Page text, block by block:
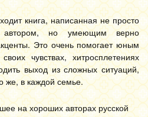
книга, написанная не просто
но умеющим верно
Это очень помогает юным
чувствах, хитросплетениях
выход из сложных ситуаций,
же, в каждой семье.
на хороших авторах русской